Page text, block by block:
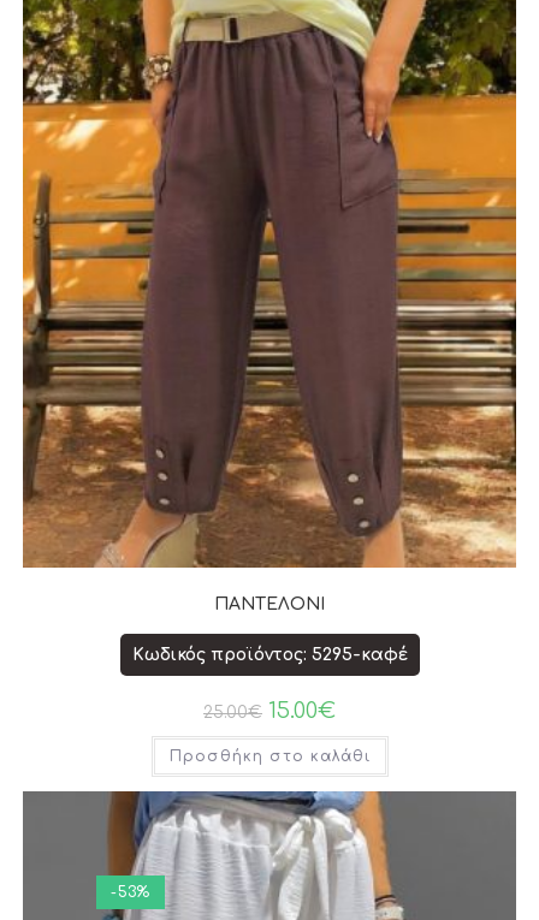
ΠΑΝΤΕΛΟΝΙ
Κωδικός προϊόντος: 5295-καφέ
25.00€ 15.00€
Προσθήκη στο καλάθι
-53%